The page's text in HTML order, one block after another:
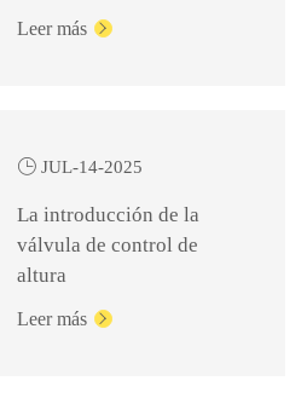
clave para un frenado
seguro y eficiente
Leer más 
 JUL-14-2025
La introducción de la
válvula de control de
altura
Leer más 